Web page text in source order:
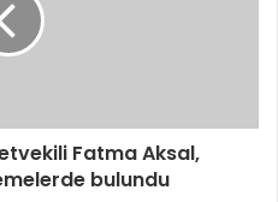
Fatma Aksal,
bulundu